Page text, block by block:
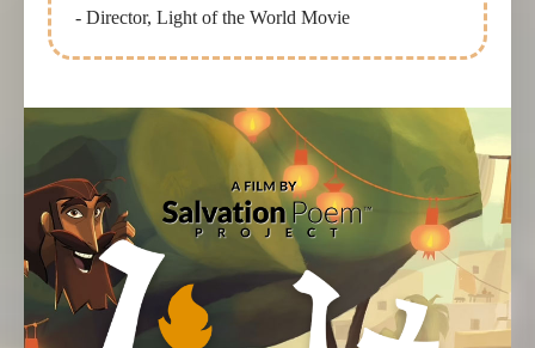
- Director, Light of the World Movie